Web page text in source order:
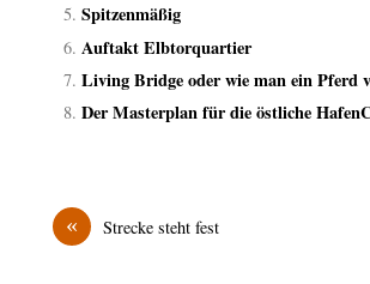
Spitzenmäßig
Auftakt Elbtorquartier
Living Bridge oder wie man ein Pferd
Der Masterplan für die östliche
« Strecke steht fest